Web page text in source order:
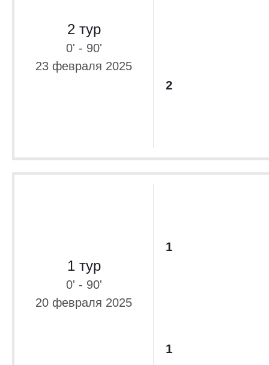
2 тур
0' - 90'
23 февраля 2025
2
1 тур
0' - 90'
20 февраля 2025
1
1